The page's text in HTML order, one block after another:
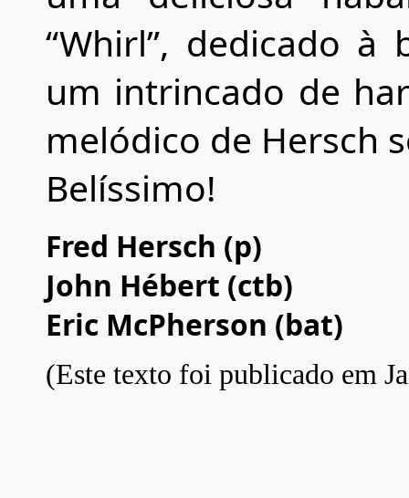
“Whirl”, dedicado à
um intrincado de
melódico de Hersch
Belíssimo!
Fred Hersch (p)
John Hébert (ctb)
Eric McPherson (bat)
(Este texto foi publicado em